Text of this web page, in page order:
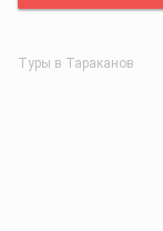
Туры в Тараканов